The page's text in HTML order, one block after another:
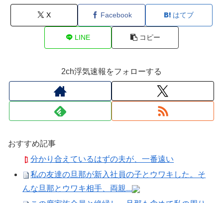
X Facebook はてブ
LINE コピー
2ch浮気速報をフォローする
おすすめ記事
分かり合えているはずの夫が、一番遠い
私の友達の旦那が新入社員の子とウワキした。そ
んな旦那とウワキ相手、両親...